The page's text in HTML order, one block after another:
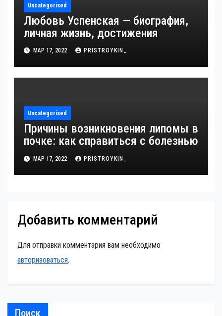
Uncategorised
Любовь Успенская — биография,
личная жизнь, достижения
МАР 17, 2022 PRISTROYKIN_
Uncategorised
Причины возникновения липомы в
почке: как справиться с болезнью
МАР 17, 2022 PRISTROYKIN_
Добавить комментарий
Для отправки комментария вам необходимо
авторизоваться.
Поиск